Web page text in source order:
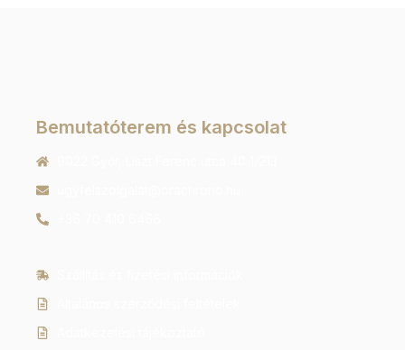
Bemutatóterem és kapcsolat